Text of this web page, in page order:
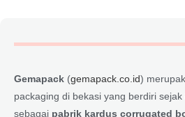
Gemapack (gemapack.co.id)
packaging di bekasi yang berdiri
sebagai pabrik kardus corrugated